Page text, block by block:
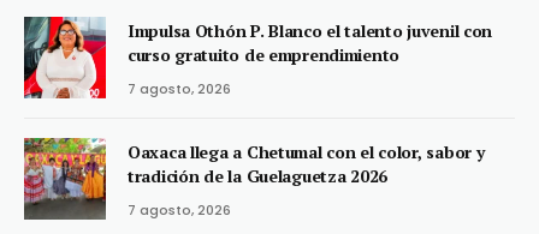
Impulsa Othón P. Blanco el talento juvenil con
curso gratuito de emprendimiento
7 agosto, 2026
Oaxaca llega a Chetumal con el color, sabor y
tradición de la Guelaguetza 2026
7 agosto, 2026